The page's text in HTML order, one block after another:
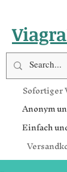
Sofortiger
Anonym
Einfach